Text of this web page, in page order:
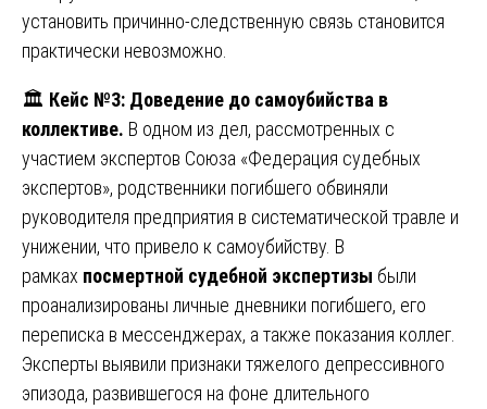
установить причинно-следственную связь становится
практически невозможно.
🏛️ Кейс №3: Доведение до самоубийства в
коллективе. В одном из дел, рассмотренных с
участием экспертов Союза «Федерация судебных
экспертов», родственники погибшего обвиняли
руководителя предприятия в систематической травле и
унижении, что привело к самоубийству. В
рамках посмертной судебной экспертизы были
проанализированы личные дневники погибшего, его
переписка в мессенджерах, а также показания коллег.
Эксперты выявили признаки тяжелого депрессивного
эпизода, развившегося на фоне длительного